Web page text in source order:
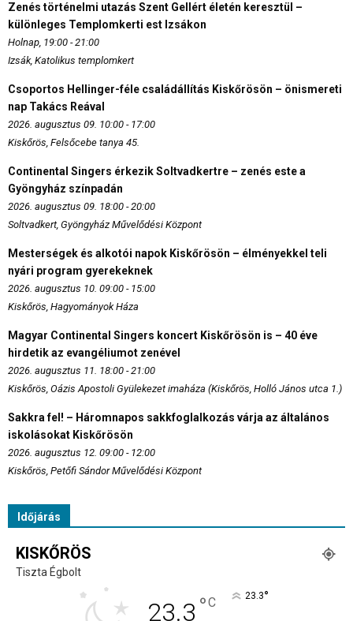
Zenés történelmi utazás Szent Gellért életén keresztül –
különleges Templomkerti est Izsákon
Holnap, 19:00 - 21:00
Izsák, Katolikus templomkert
Csoportos Hellinger-féle családállítás Kiskőrösön – önismereti
nap Takács Reával
2026. augusztus 09. 10:00 - 17:00
Kiskőrös, Felsőcebe tanya 45.
Continental Singers érkezik Soltvadkertre – zenés este a
Gyöngyház színpadán
2026. augusztus 09. 18:00 - 20:00
Soltvadkert, Gyöngyház Művelődési Központ
Mesterségek és alkotói napok Kiskőrösön – élményekkel teli
nyári program gyerekeknek
2026. augusztus 10. 09:00 - 15:00
Kiskőrös, Hagyományok Háza
Magyar Continental Singers koncert Kiskőrösön is – 40 éve
hirdetik az evangéliumot zenével
2026. augusztus 11. 18:00 - 21:00
Kiskőrös, Oázis Apostoli Gyülekezet imaháza (Kiskőrös, Holló János utca 1.)
Sakkra fel! – Háromnapos sakkfoglalkozás várja az általános
iskolásokat Kiskőrösön
2026. augusztus 12. 09:00 - 12:00
Kiskőrös, Petőfi Sándor Művelődési Központ
Időjárás
KISKŐRÖS
Tiszta Égbolt
23.3 °C 23.3°